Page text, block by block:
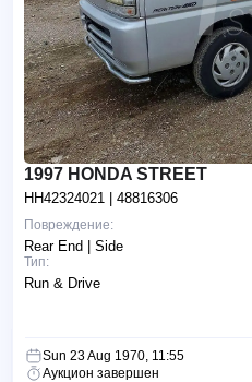
1997 HONDA STREET
HH42324021 | 48816306
Повреждение:
Rear End | Side
Тип:
Run & Drive
Sun 23 Aug 1970, 11:55
Аукцион завершен